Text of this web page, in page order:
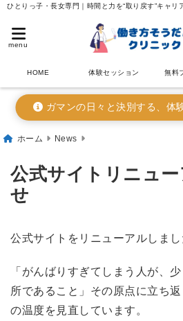
ひとりっ子・長女専門｜時間と力を“取り戻す”キャリ
menu
HOME 体験セッション 無料
ガマンの日々と決別する、体
ホーム News
公式サイトリニュ
せ
公式サイトをリニューアルしまし
「がんばりすぎてしまう人が、
所であること」その原点に立ち
の温度を見直しています。